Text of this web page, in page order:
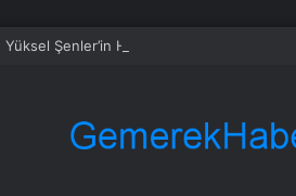
Yüksel Şenler’in Hikayesi Dizi Oluyor